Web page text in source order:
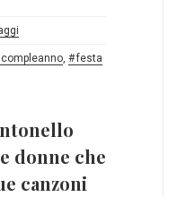
compleanno
festa
donne che
canzoni